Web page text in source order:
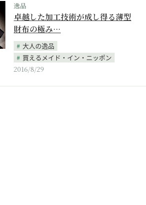
逸品
卓越した加工技術が成し得る薄型
財布の極み…
大人の逸品
買えるメイド・イン・ニッポン
2016/8/29